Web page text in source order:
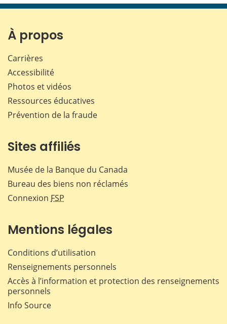
page page page page
À propos
Carrières
Accessibilité
Photos et vidéos
Ressources éducatives
Prévention de la fraude
Sites affiliés
Musée de la Banque du Canada
Bureau des biens non réclamés
Connexion FSP
Mentions légales
Conditions d’utilisation
Renseignements personnels
Accès à l’information et protection des renseignements
personnels
Info Source